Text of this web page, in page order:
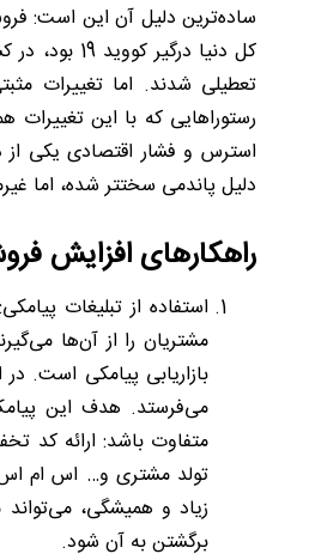
ساده‌ترین دلیل آن این است:
کل دنیا
تعطیلی شدند. اما تغییرات
استرس و فشار اقتصادی یکی
دلیل پاندمی سخت‏تر شده، اما
راهکارهای افزایش
استفاده از تبلیغات
مشتریان را از آن‌ها
بازاریابی پیامکی است.
می‌فرستد. هدف این
متفاوت باشد: ارائه کد
تولد مشتری و… اس ام اس
زیاد و همیشگی،
برگشتن به آن شود.